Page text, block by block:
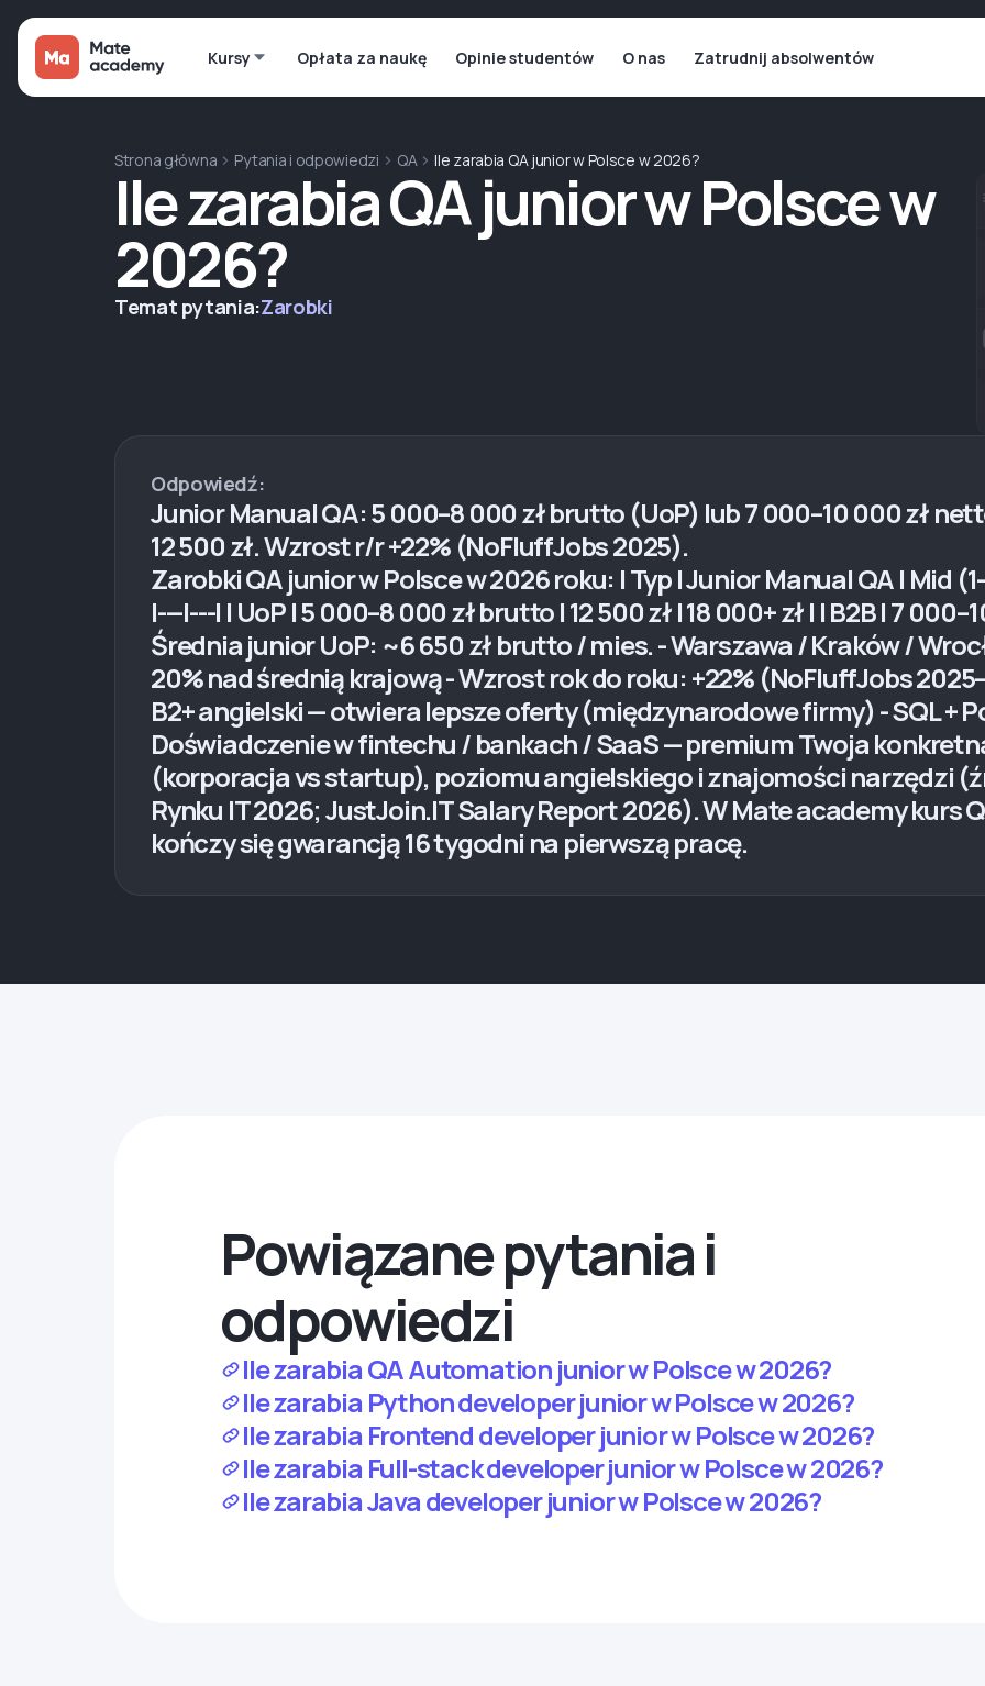
Kursy Opłata za naukę Opinie studentów O nas Zatrudnij absolwentów
Strona główna Pytania i odpowiedzi QA Ile zarabia QA junior w Polsce w 2026?
Ile zarabia QA junior w Polsce w
2026?
Temat pytania:Zarobki
Odpowiedź:
Junior Manual QA: 5 000–8 000 zł brutto (UoP) lub 7 000–10 000 zł
12 500 zł. Wzrost r/r +22% (NoFluffJobs 2025).
Zarobki QA junior w Polsce w 2026 roku: | Typ | Junior Manual QA | Mid
|---|---| | UoP | 5 000–8 000 zł brutto | 12 500 zł | 18 000+ zł | | B2B | 7
Średnia junior UoP: ~6 650 zł brutto / mies. - Warszawa / Kraków /
20% nad średnią krajową - Wzrost rok do roku: +22% (NoFluffJobs
B2+ angielski — otwiera lepsze oferty (międzynarodowe firmy) - SQL +
Doświadczenie w fintechu / bankach / SaaS — premium Twoja
(korporacja vs startup), poziomu angielskiego i znajomości narzędzi
Rynku IT 2026; JustJoin.IT Salary Report 2026). W Mate academy kurs
kończy się gwarancją 16 tygodni na pierwszą pracę.
Powiązane pytania i
odpowiedzi
Ile zarabia QA Automation junior w Polsce w 2026?
Ile zarabia Python developer junior w Polsce w 2026?
Ile zarabia Frontend developer junior w Polsce w 2026?
Ile zarabia Full-stack developer junior w Polsce w 2026?
Ile zarabia Java developer junior w Polsce w 2026?